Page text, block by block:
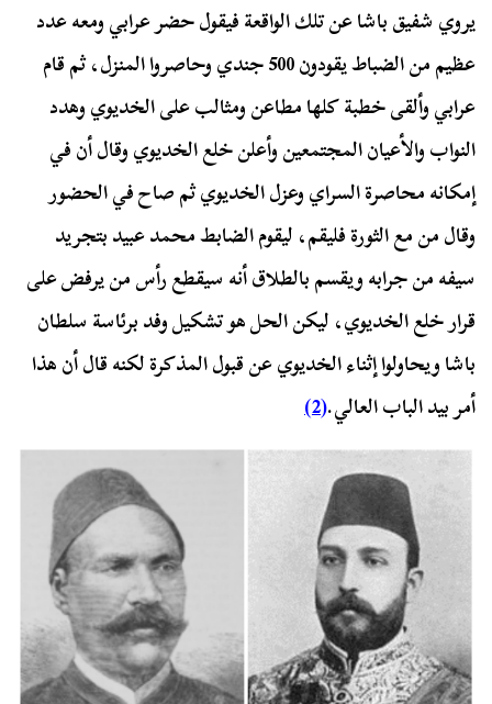
يروي شفيق باشا عن تلك الواقعة فيقول حضر عرابي ومعه عدد
عظيم من الضباط يقودون 500 جندي وحاصروا المنزل، ثم قام
عرابي وألقى خطبة كلها مطاعن ومثالب على الخديوي وهدد
النواب والأعيان المجتمعين وأعلن خلع الخديوي وقال أن في
إمكانه محاصرة السراي وعزل الخديوي ثم صاح في الحضور
وقال من مع الثورة فليقم، ليقوم الضابط محمد عبيد بتجريد
سيفه من جرابه ويقسم بالطلاق أنه سيقطع رأس من يرفض على
قرار خلع الخديوي، ليكن الحل هو تشكيل وفد برئاسة سلطان
باشا ويحاولوا إثناء الخديوي عن قبول المذكرة لكنه قال أن هذا
أمر بيد الباب العالي.(2)